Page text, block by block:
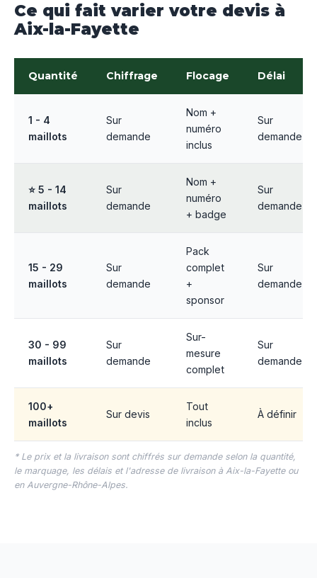
Ce qui fait varier votre devis à
Aix-la-Fayette
Quantité Chiffrage Flocage Délai
1 - 4
maillots
Sur
demande
Nom +
numéro
inclus
Sur
demande
⭐ 5 - 14
maillots
Sur
demande
Nom +
numéro
+ badge
Sur
demande
15 - 29
maillots
Sur
demande
Pack
complet
+
sponsor
Sur
demande
30 - 99
maillots
Sur
demande
Sur-
mesure
complet
Sur
demande
100+
maillots
Sur devis
Tout
inclus
À définir
* Le prix et la livraison sont chiffrés sur demande selon la quantité,
le marquage, les délais et l'adresse de livraison à Aix-la-Fayette ou
en Auvergne-Rhône-Alpes.